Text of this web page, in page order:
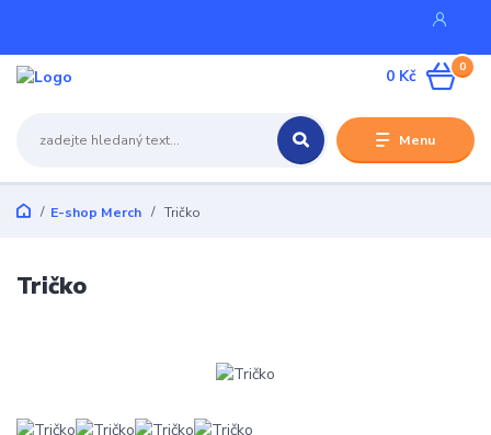
Menu
0
0 Kč
E-shop Merch Tričko
Tričko